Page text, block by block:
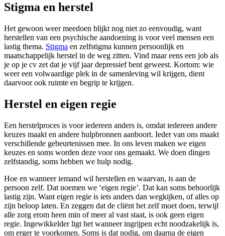
Stigma en herstel
Het gewoon weer meedoen blijkt nog niet zo eenvoudig, want
herstellen van een psychische aandoening is voor veel mensen een
lastig thema. Stigma en zelfstigma kunnen persoonlijk en
maatschappelijk herstel in de weg zitten. Vind maar eens een job als
je op je cv zet dat je vijf jaar depressief bent geweest. Kortom: wie
weer een volwaardige plek in de samenleving wil krijgen, dient
daarvoor ook ruimte en begrip te krijgen.
Herstel en eigen regie
Een herstelproces is voor iedereen anders is, omdat iedereen andere
keuzes maakt en andere hulpbronnen aanboort. Ieder van ons maakt
verschillende gebeurtenissen mee. In ons leven maken we eigen
keuzes en soms worden deze voor ons gemaakt. We doen dingen
zelfstandig, soms hebben we hulp nodig.
Hoe en wanneer iemand wil herstellen en waarvan, is aan de
persoon zelf. Dat noemen we ‘eigen regie’. Dat kan soms behoorlijk
lastig zijn. Want eigen regie is iets anders dan wegkijken, of alles op
zijn beloop laten. En zeggen dat de cliënt het zelf moet doen, terwijl
alle zorg erom heen min of meer al vast staat, is ook geen eigen
regie. Ingewikkelder ligt het wanneer ingrijpen echt noodzakelijk is,
om erger te voorkomen. Soms is dat nodig, om daarna de eigen